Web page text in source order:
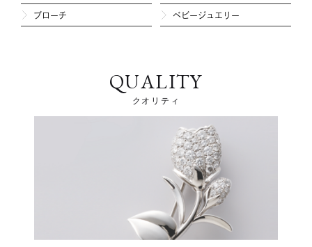
ブローチ ベビージュエリー
QUALITY
クオリティ